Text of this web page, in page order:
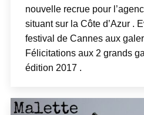
nouvelle recrue pour
situant sur la Côte d’Azur .
festival de Cannes aux
Félicitations aux 2 grands
édition 2017 .